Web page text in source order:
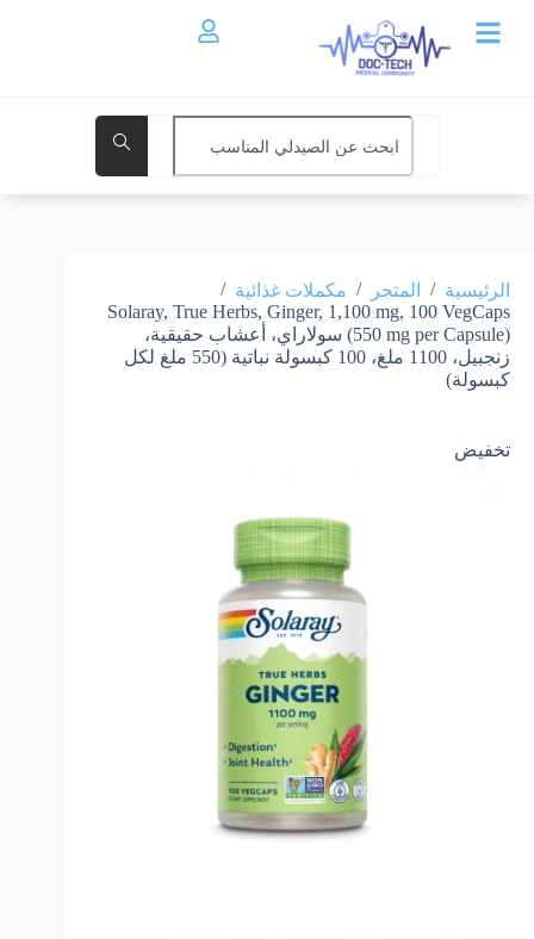
الرئيسية / المتجر / مكملات غذائية /
Solaray, True Herbs, Ginger, 1,100 mg, 100 VegCaps
(550 mg per Capsule) سولاراي، أعشاب حقيقية،
زنجبيل، 1100 ملغ، 100 كبسولة نباتية (550 ملغ لكل
كبسولة)
تخفيض